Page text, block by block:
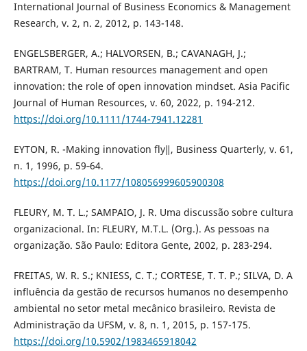
International Journal of Business Economics & Management
Research, v. 2, n. 2, 2012, p. 143-148.
ENGELSBERGER, A.; HALVORSEN, B.; CAVANAGH, J.;
BARTRAM, T. Human resources management and open
innovation: the role of open innovation mindset. Asia Pacific
Journal of Human Resources, v. 60, 2022, p. 194-212.
https://doi.org/10.1111/1744-7941.12281
EYTON, R. -Making innovation fly‖, Business Quarterly, v. 61,
n. 1, 1996, p. 59‐64.
https://doi.org/10.1177/108056999605900308
FLEURY, M. T. L.; SAMPAIO, J. R. Uma discussão sobre cultura
organizacional. In: FLEURY, M.T.L. (Org.). As pessoas na
organização. São Paulo: Editora Gente, 2002, p. 283-294.
FREITAS, W. R. S.; KNIESS, C. T.; CORTESE, T. T. P.; SILVA, D. A
influência da gestão de recursos humanos no desempenho
ambiental no setor metal mecânico brasileiro. Revista de
Administração da UFSM, v. 8, n. 1, 2015, p. 157-175.
https://doi.org/10.5902/1983465918042